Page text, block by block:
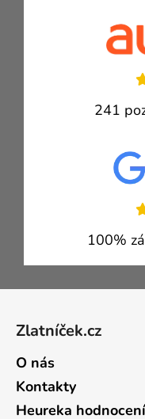
241
100%
Zlatníček.cz
O nás
Kontakty
Heureka hodnocení